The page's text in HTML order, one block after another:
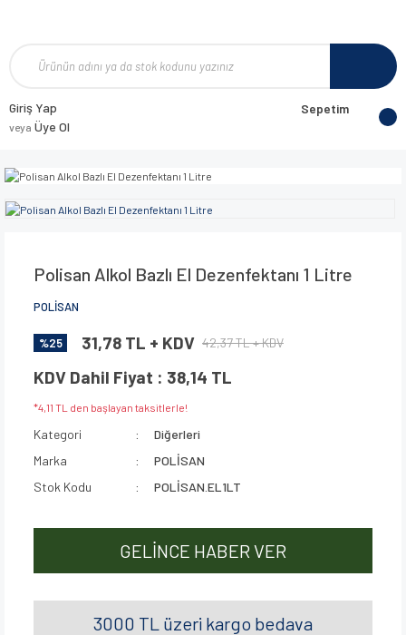
Giriş Yap
veya Üye Ol
Sepetim
Polisan Alkol Bazlı El Dezenfektanı 1 Litre
POLİSAN
%25 31,78 TL + KDV 42,37 TL + KDV
KDV Dahil Fiyat : 38,14 TL
*4,11 TL den başlayan taksitlerle!
Kategori
Diğerleri
Marka
POLİSAN
Stok Kodu
POLİSAN.EL1LT
GELİNCE HABER VER
3000 TL üzeri kargo bedava